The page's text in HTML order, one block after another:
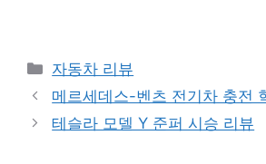
Categories
자동차 리뷰
메르세데스-벤츠 전기차 충전
테슬라 모델 Y 준퍼 시승 리뷰